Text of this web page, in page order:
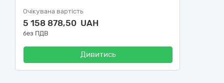
Очікувана вартість
5 158 878,50 UAH
без ПДВ
Дивитись